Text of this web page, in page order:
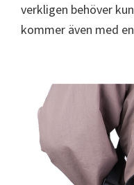
verkligen behöver
kommer även med